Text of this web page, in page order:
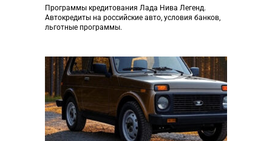
Программы кредитования Лада Нива Легенд.
Автокредиты на российские авто, условия банков,
льготные программы.